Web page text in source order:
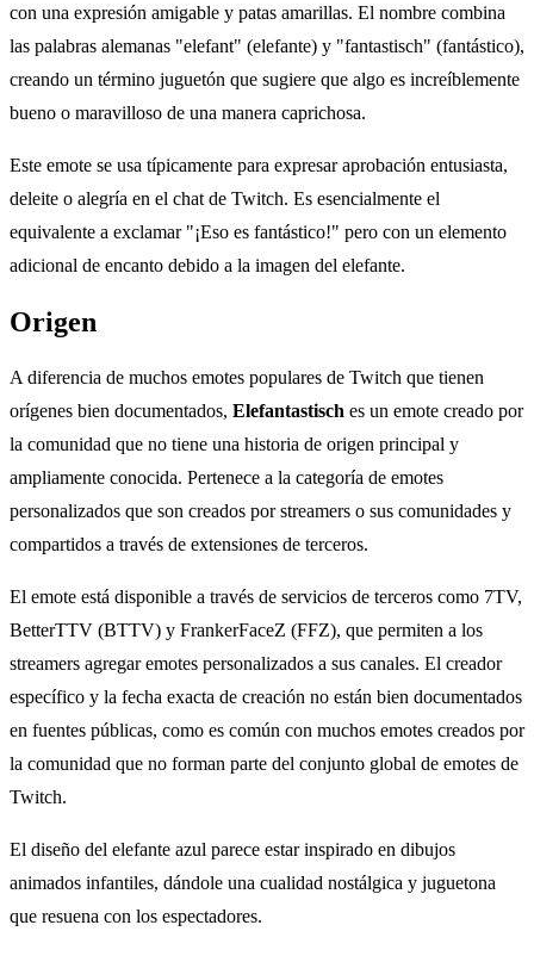
con una expresión amigable y patas amarillas. El nombre combina
las palabras alemanas "elefant" (elefante) y "fantastisch" (fantástico),
creando un término juguetón que sugiere que algo es increíblemente
bueno o maravilloso de una manera caprichosa.
Este emote se usa típicamente para expresar aprobación entusiasta,
deleite o alegría en el chat de Twitch. Es esencialmente el
equivalente a exclamar "¡Eso es fantástico!" pero con un elemento
adicional de encanto debido a la imagen del elefante.
Origen
A diferencia de muchos emotes populares de Twitch que tienen
orígenes bien documentados, Elefantastisch es un emote creado por
la comunidad que no tiene una historia de origen principal y
ampliamente conocida. Pertenece a la categoría de emotes
personalizados que son creados por streamers o sus comunidades y
compartidos a través de extensiones de terceros.
El emote está disponible a través de servicios de terceros como 7TV,
BetterTTV (BTTV) y FrankerFaceZ (FFZ), que permiten a los
streamers agregar emotes personalizados a sus canales. El creador
específico y la fecha exacta de creación no están bien documentados
en fuentes públicas, como es común con muchos emotes creados por
la comunidad que no forman parte del conjunto global de emotes de
Twitch.
El diseño del elefante azul parece estar inspirado en dibujos
animados infantiles, dándole una cualidad nostálgica y juguetona
que resuena con los espectadores.